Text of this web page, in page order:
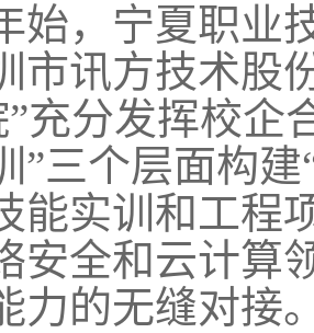
始，宁夏职业
市讯方技术股
充分发挥校企
”三个层面构
能实训和工程
安全和云计算
力的无缝对接